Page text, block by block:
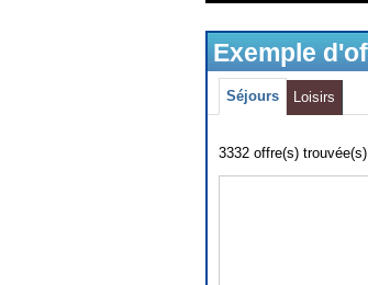
Exemple
Séjours Loisirs
3332 offre(s) trouvée(s).